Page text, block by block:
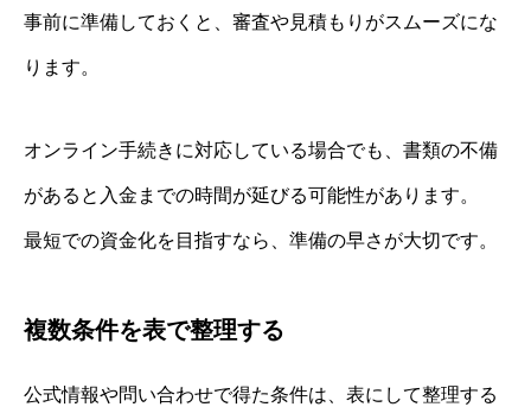
事前に準備しておくと、審査や見積もりがスムーズにな
ります。
オンライン手続きに対応している場合でも、書類の不備
があると入金までの時間が延びる可能性があります。
最短での資金化を目指すなら、準備の早さが大切です。
複数条件を表で整理する
公式情報や問い合わせで得た条件は、表にして整理する